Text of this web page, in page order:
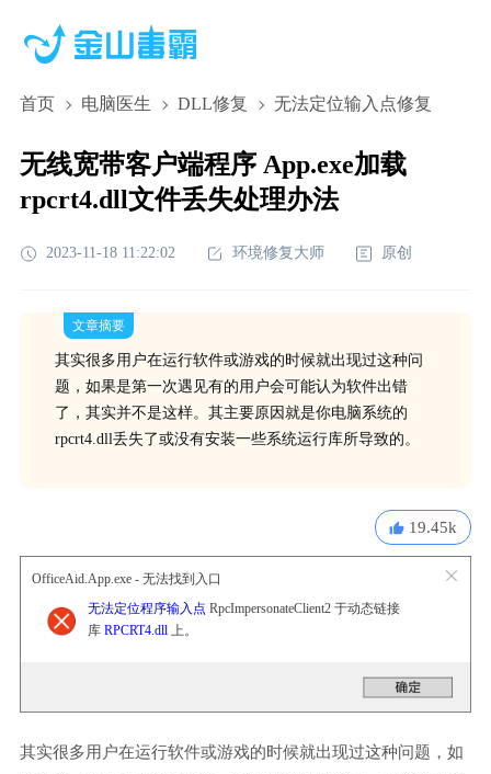
首页 电脑医生 DLL修复 无法定位输入点修复
无线宽带客户端程序 App.exe加载
rpcrt4.dll文件丢失处理办法
2023-11-18 11:22:02 环境修复大师 原创
文章摘要
其实很多用户在运行软件或游戏的时候就出现过这种问
题，如果是第一次遇见有的用户会可能认为软件出错
了，其实并不是这样。其主要原因就是你电脑系统的
rpcrt4.dll丢失了或没有安装一些系统运行库所导致的。
19.45k
OfficeAid.App.exe - 无法找到入口
无法定位程序输入点 RpcImpersonateClient2 于动态链接
库 RPCRT4.dll上。
其实很多用户在运行软件或游戏的时候就出现过这种问题，如